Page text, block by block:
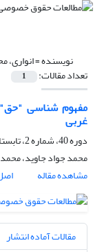
نویسنده =انواری،
تعداد مقالات: 1
مفهوم شناسی
غربی
دوره 40، شماره 2، تابستان 1389
محمد جواد جاوید، محمد
مشاهده مقاله
مقالات آماده انتشار